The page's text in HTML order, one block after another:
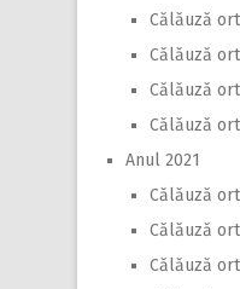
Călăuză
Călăuză
Călăuză
Călăuză
Anul 2021
Călăuză
Călăuză
Călăuză